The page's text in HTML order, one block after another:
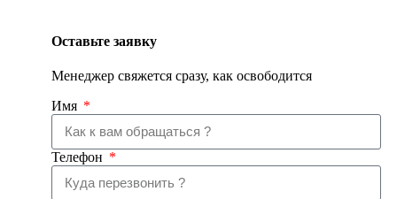
Оставьте заявку
Менеджер свяжется сразу, как освободится
Имя
Телефон